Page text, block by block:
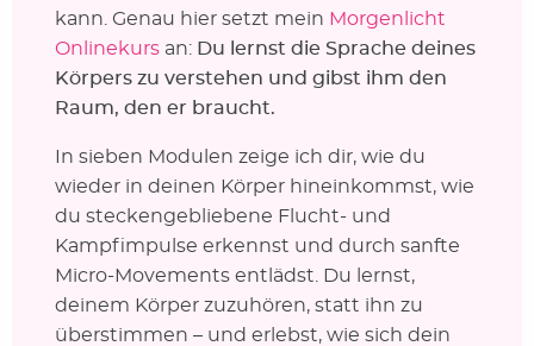
kann. Genau hier setzt mein Morgenlicht
Onlinekursan: Du lernst die Sprache deines
Körpers zu verstehen und gibst ihm den
Raum, den er braucht.
In sieben Modulen zeige ich dir, wie du
wieder in deinen Körper hineinkommst, wie
du steckengebliebene Flucht- und
Kampfimpulse erkennst und durch sanfte
Micro-Movements entlädst. Du lernst,
deinem Körper zuzuhören, statt ihn zu
überstimmen – und erlebst, wie sich dein